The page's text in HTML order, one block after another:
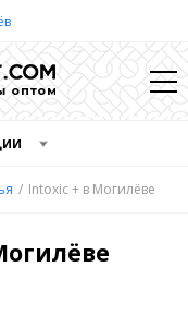
Intoxic + в Могилёве